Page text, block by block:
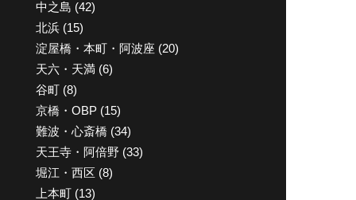
中之島 (42)
北浜 (15)
淀屋橋・本町・阿波座 (20)
天六・天満 (6)
谷町 (8)
京橋・OBP (15)
難波・心斎橋 (34)
天王寺・阿倍野 (33)
堀江・西区 (8)
上本町 (13)